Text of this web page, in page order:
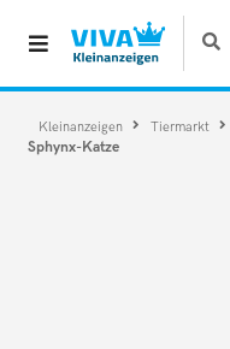
Kleinanzeigen Tiermarkt
Sphynx-Katze